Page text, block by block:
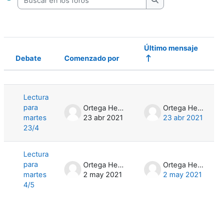
Buscar en los
Estado
Debate Comenzado por
Último mensaje
Lectura
para
martes
23/4
Ortega Henry
23 abr 2021
Ortega Henry
23 abr 2021
Lectura
para
martes
4/5
Ortega Henry
2 may 2021
Ortega Henry
2 may 2021